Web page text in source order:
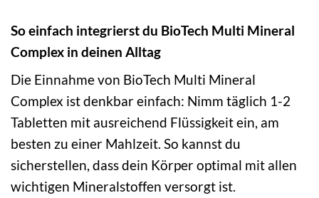
So einfach integrierst du BioTech Multi Mineral
Complex in deinen Alltag
Die Einnahme von BioTech Multi Mineral
Complex ist denkbar einfach: Nimm täglich 1-2
Tabletten mit ausreichend Flüssigkeit ein, am
besten zu einer Mahlzeit. So kannst du
sicherstellen, dass dein Körper optimal mit allen
wichtigen Mineralstoffen versorgt ist.